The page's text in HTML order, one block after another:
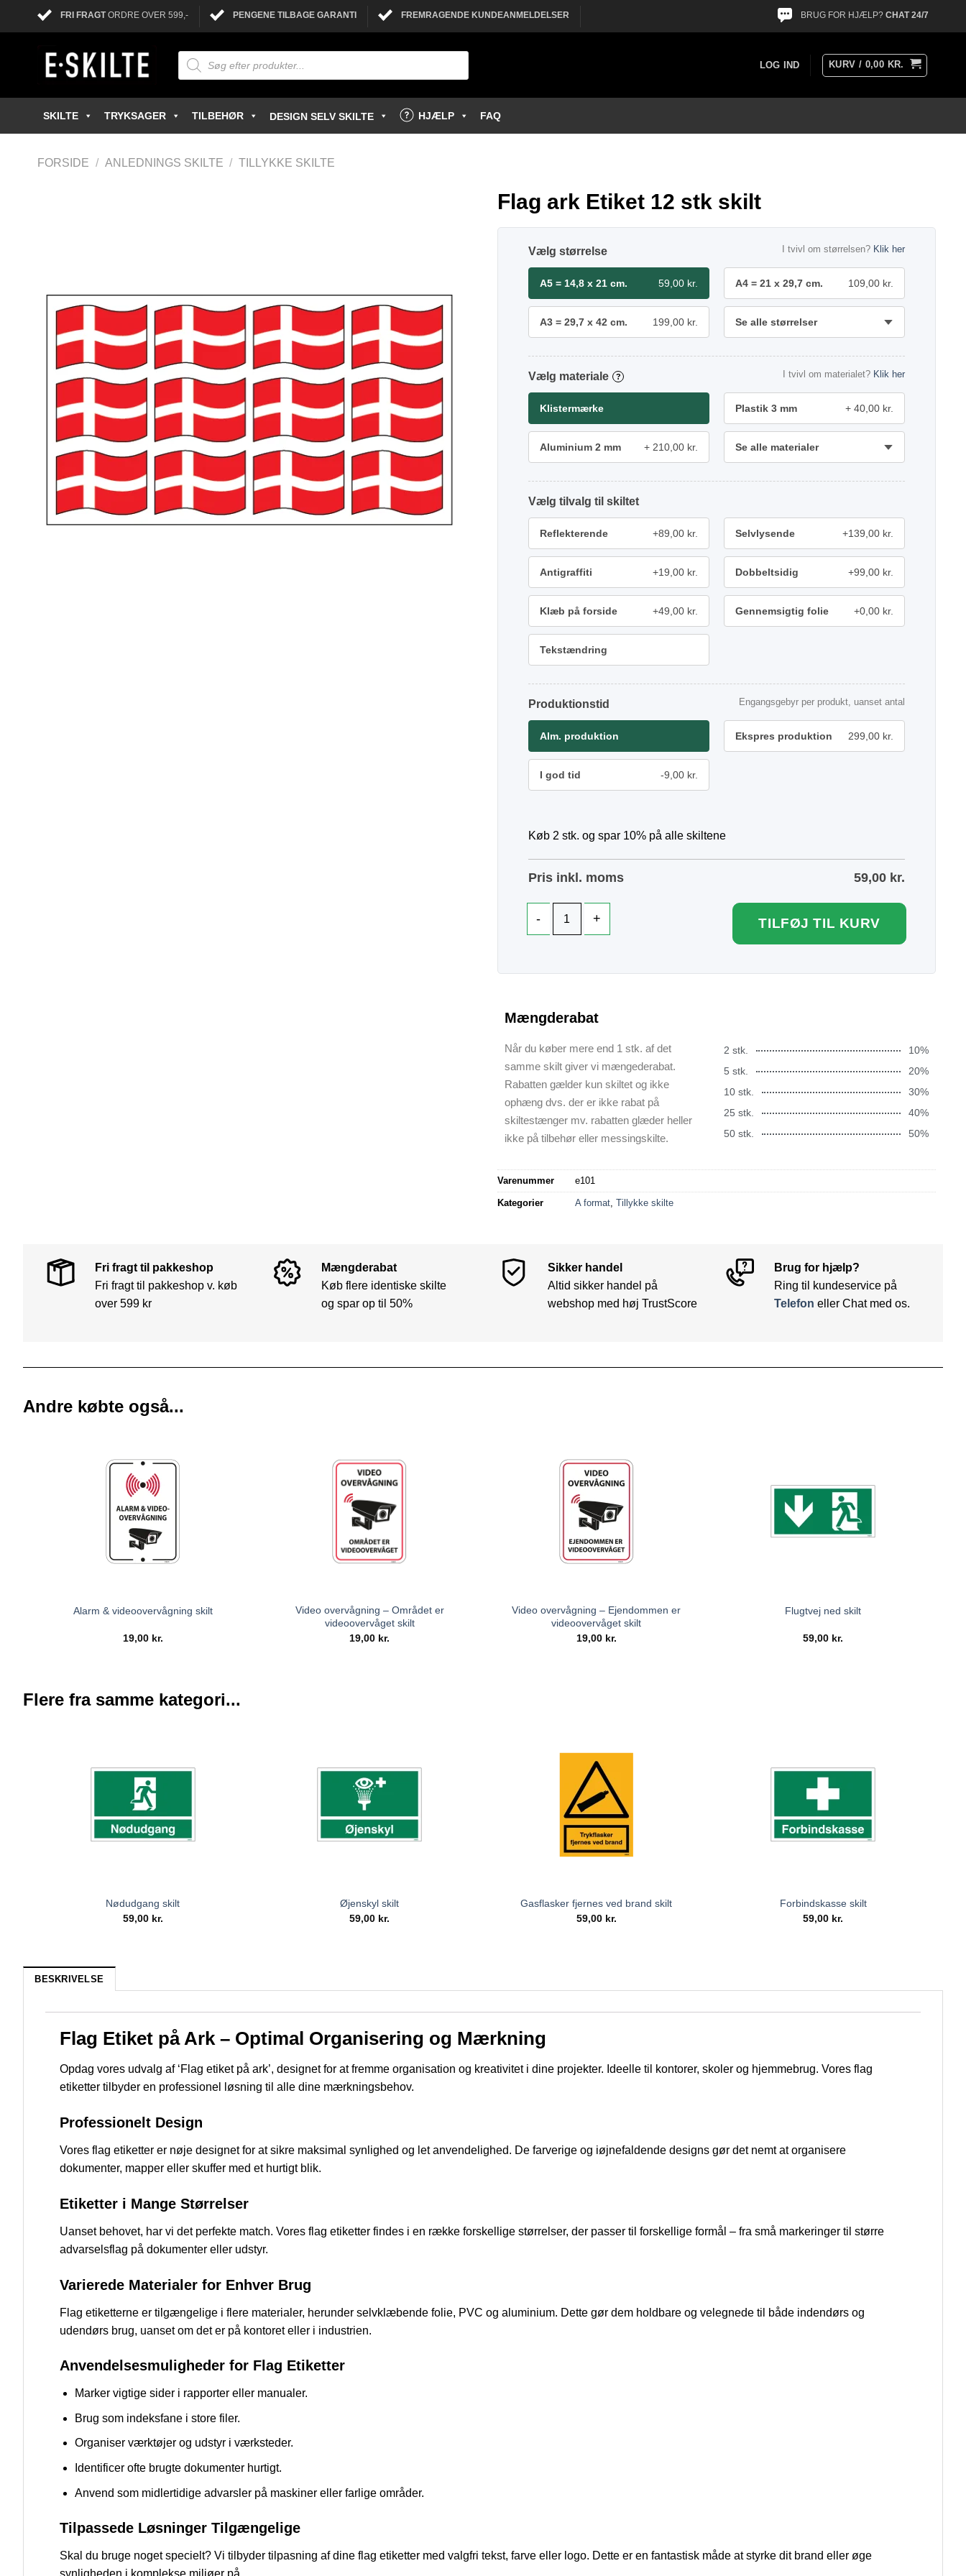
FRI FRAGTORDRE OVER 599,- PENGENE TILBAGE GARANTI FREMRAGENDE KUNDEANMELDELSER BRUG FOR HJÆLP? CHAT 24/7
LOG IND KURV / 0,00 KR.
SKILTE TRYKSAGER TILBEHØR DESIGN SELV SKILTE HJÆLP FAQ
FORSIDE / ANLEDNINGS SKILTE / TILLYKKE SKILTE
Flag ark Etiket 12 stk skilt
størrelse I tvivl om størrelsen? Klik her
A5 = 14,8 x 21 cm. 59,00 kr. A4 = 21 x 29,7 cm. 109,00 kr.
A3 = 29,7 x 42 cm. 199,00 kr. Se alle størrelser
materiale ? I tvivl om materialet? Klik her
Klistermærke Plastik 3 mm 40,00 kr.
Aluminium 2 mm 210,00 kr. Se alle materialer
tilvalg
Reflekterende +89,00 kr. Selvlysende +139,00 kr.
Antigraffiti +19,00 kr. Dobbeltsidig +99,00 kr.
Klæb på forside +49,00 kr. Gennemsigtig folie +0,00 kr.
Tekstændring
Produktionstid Engangsgebyr per produkt, uanset antal
Alm. produktion Ekspres produktion 299,00 kr.
I god tid -9,00 kr.
Køb 2 stk. og spar 10% på alle skiltene
Pris inkl. moms 59,00 kr.
TILFØJ TIL KURV
Mængderabat
Når du køber mere end 1 stk. af det
samme skilt giver vi mængederabat.
Rabatten gælder kun skiltet og ikke
ophæng dvs. der er ikke rabat på
skiltestænger mv. rabatten glæder heller
ikke på tilbehør eller messingskilte.
2 stk.
10%
5 stk.
20%
10 stk.
30%
25 stk.
40%
50 stk.
50%
Varenummer e101
Kategorier A format Tillykke skilte
Fri fragt til pakkeshop
Fri fragt til pakkeshop v. køb
over 599 kr
Mængderabat
Køb flere identiske skilte
og spar op til 50%
Sikker handel
Altid sikker handel på
webshop med høj TrustScore
Brug for hjælp?
Ring til kundeservice på
Telefon eller Chat med os.
Andre købte også...
Alarm & videoovervågning skilt
19,00 kr.
Video overvågning – Området er
videoovervåget skilt
19,00 kr.
Video overvågning – Ejendommen er
videoovervåget skilt
19,00 kr.
Flugtvej ned skilt
59,00 kr.
Flere fra samme kategori...
Nødudgang skilt
59,00 kr.
Øjenskyl skilt
59,00 kr.
Gasflasker fjernes ved brand skilt
59,00 kr.
Forbindskasse skilt
59,00 kr.
BESKRIVELSE
Flag Etiket på Ark – Optimal Organisering og Mærkning
Opdag vores udvalg af ‘Flag etiket på ark’, designet for at fremme organisation og kreativitet i dine projekter. Ideelle til kontorer, skoler og hjemmebrug. Vores flag
etiketter tilbyder en professionel løsning til alle dine mærkningsbehov.
Professionelt Design
Vores flag etiketter er nøje designet for at sikre maksimal synlighed og let anvendelighed. De farverige og iøjnefaldende designs gør det nemt at organisere
dokumenter, mapper eller skuffer med et hurtigt blik.
Etiketter i Mange Størrelser
Uanset behovet, har vi det perfekte match. Vores flag etiketter findes i en række forskellige størrelser, der passer til forskellige formål – fra små markeringer til større
advarselsflag på dokumenter eller udstyr.
Varierede Materialer for Enhver Brug
Flag etiketterne er tilgængelige i flere materialer, herunder selvklæbende folie, PVC og aluminium. Dette gør dem holdbare og velegnede til både indendørs og
udendørs brug, uanset om det er på kontoret eller i industrien.
Anvendelsesmuligheder for Flag Etiketter
Marker vigtige sider i rapporter eller manualer.
Brug som indeksfane i store filer.
Organiser værktøjer og udstyr i værksteder.
Identificer ofte brugte dokumenter hurtigt.
Anvend som midlertidige advarsler på maskiner eller farlige områder.
Tilpassede Løsninger Tilgængelige
Skal du bruge noget specielt? Vi tilbyder tilpasning af dine flag etiketter med valgfri tekst, farve eller logo. Dette er en fantastisk måde at styrke dit brand eller øge